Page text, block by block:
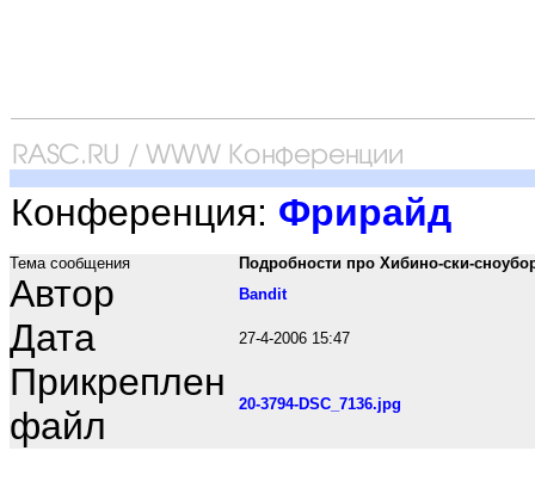
Конференция: Фрирайд
Тема сообщения Подробности про Хибино-ски-
Автор Bandit
Дата 27-4-2006 15:47
Прикреплен
файл
20-3794-DSC_7136.jpg